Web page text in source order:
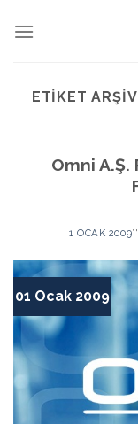
ETIKET
Omni
1 OCAK 2009
01 Ocak 2009